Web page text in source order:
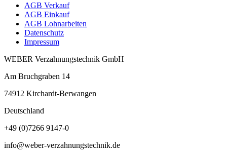
AGB Verkauf
AGB Einkauf
AGB Lohnarbeiten
Datenschutz
Impressum
WEBER Verzahnungstechnik GmbH
Am Bruchgraben 14
74912 Kirchardt-Berwangen
Deutschland
+49 (0)7266 9147-0
info@weber-verzahnungstechnik.de